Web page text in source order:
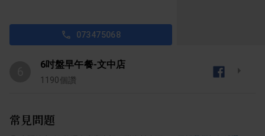
073475068
6吋盤早午餐-文中店
1190個讚
常見問題